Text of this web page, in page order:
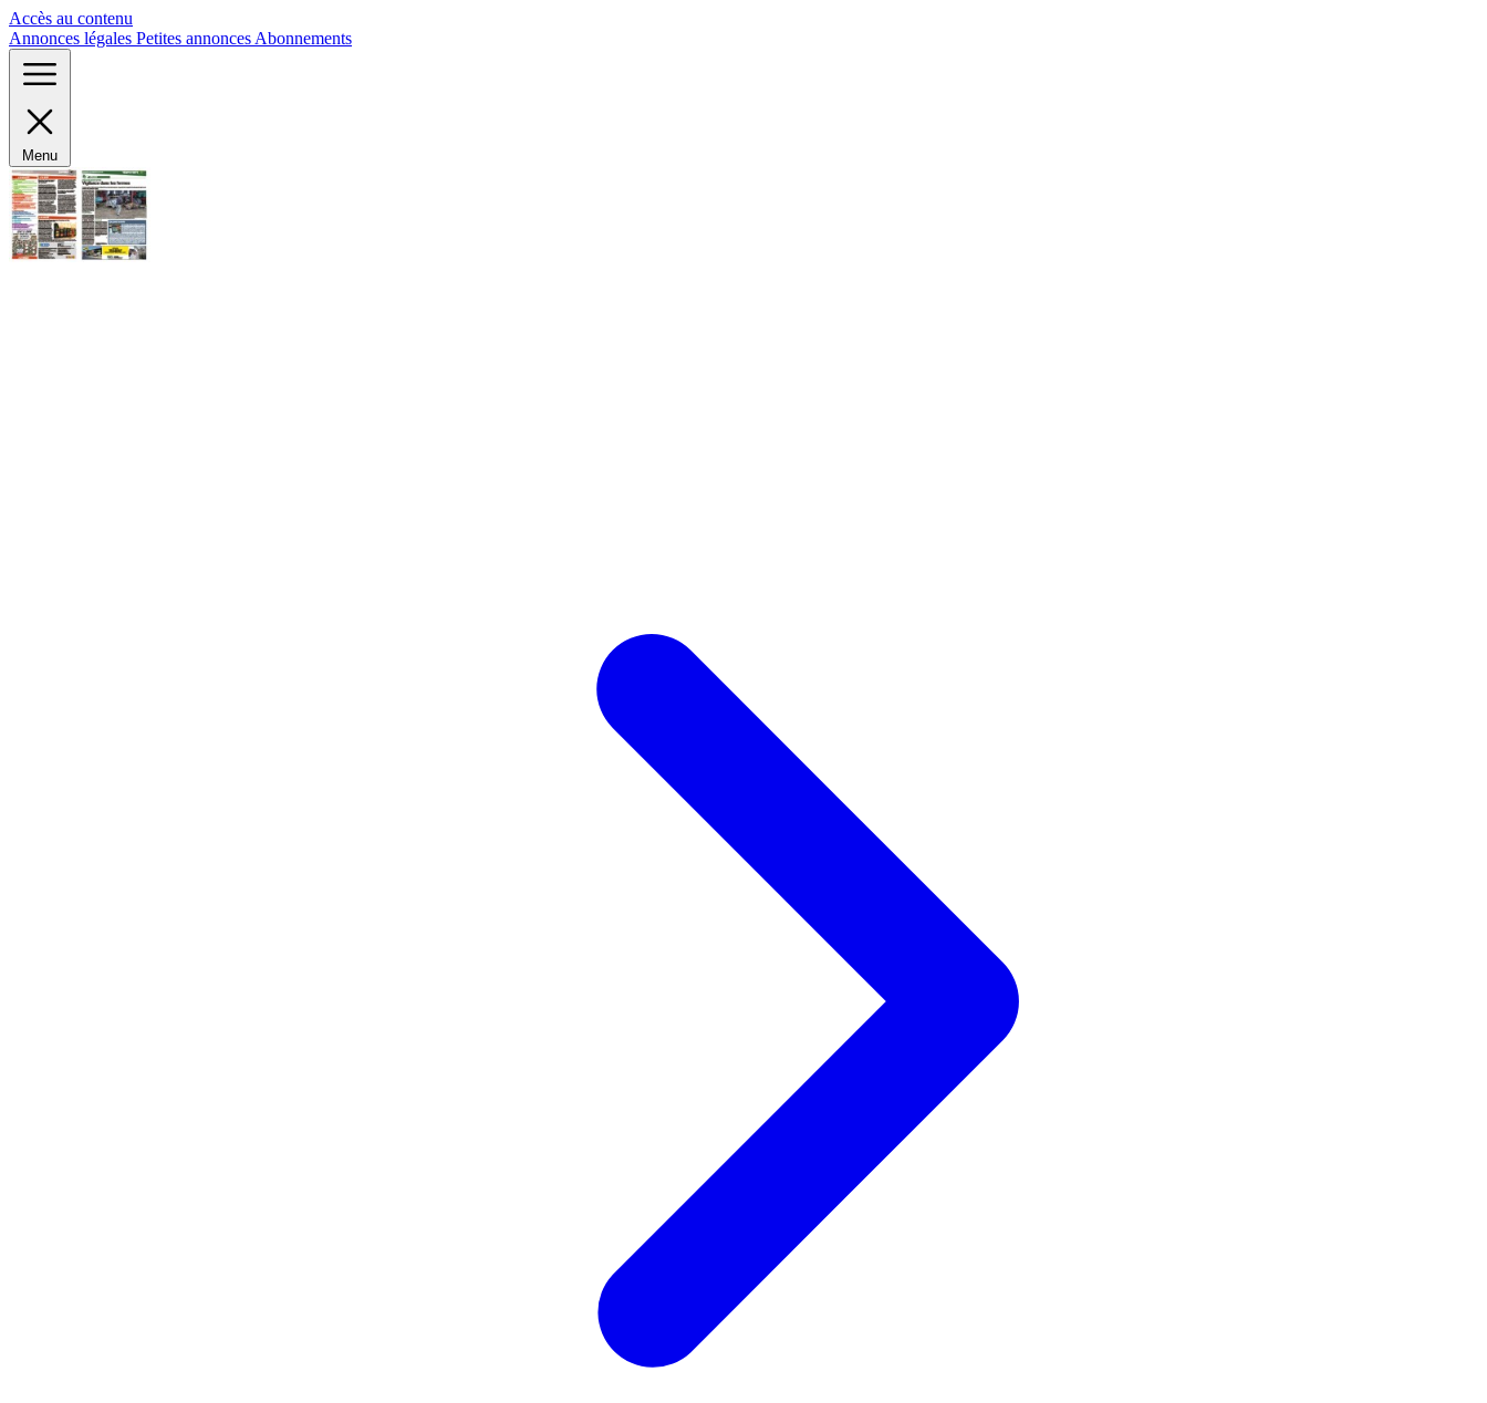
Accès au contenu
Annonces légales Petites annonces Abonnements
Menu
Panneau de gestion des cookies